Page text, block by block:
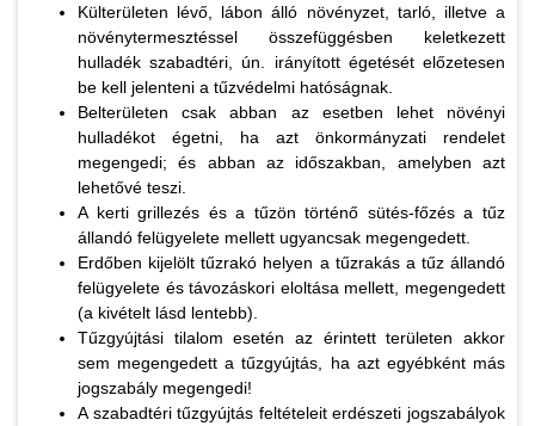
Külterületen lévő, lábon álló növényzet, tarló, illetve a
növénytermesztéssel összefüggésben keletkezett
hulladék szabadtéri, ún. irányított égetését előzetesen
be kell jelenteni a tűzvédelmi hatóságnak.
Belterületen csak abban az esetben lehet növényi
hulladékot égetni, ha azt önkormányzati rendelet
megengedi; és abban az időszakban, amelyben azt
lehetővé teszi.
A kerti grillezés és a tűzön történő sütés-főzés a tűz
állandó felügyelete mellett ugyancsak megengedett.
Erdőben kijelölt tűzrakó helyen a tűzrakás a tűz állandó
felügyelete és távozáskori eloltása mellett, megengedett
(a kivételt lásd lentebb).
Tűzgyújtási tilalom esetén az érintett területen akkor
sem megengedett a tűzgyújtás, ha azt egyébként más
jogszabály megengedi!
A szabadtéri tűzgyújtás feltételeit erdészeti jogszabályok